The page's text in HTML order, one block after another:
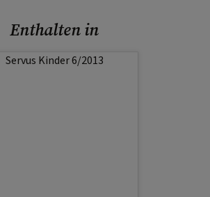
Enthalten in
Servus Kinder 6/2013